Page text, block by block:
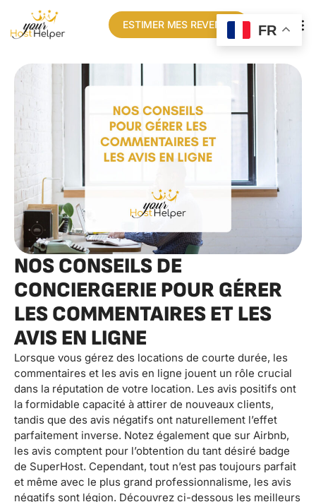
ESTIMER MES REVENUS
NOS CONSEILS DE
CONCIERGERIE POUR GÉRER
LES COMMENTAIRES ET LES
AVIS EN LIGNE
Lorsque vous gérez des locations de courte durée, les
commentaires et les avis en ligne jouent un rôle crucial
dans la réputation de votre location. Les avis positifs ont
la formidable capacité à attirer de nouveaux clients,
tandis que des avis négatifs ont naturellement l’effet
parfaitement inverse. Notez également que sur Airbnb,
les avis comptent pour l’obtention du tant désiré badge
de SuperHost. Cependant, tout n’est pas toujours parfait
et même avec le plus grand professionnalisme, les avis
négatifs sont légion. Découvrez ci-dessous les meilleurs
FR